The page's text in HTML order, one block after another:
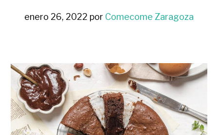
enero 26, 2022 por Comecome Zaragoza